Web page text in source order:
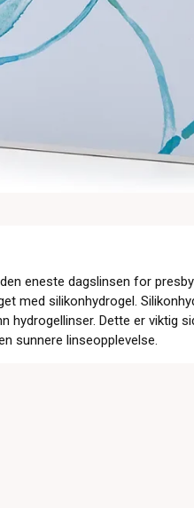
eneste dagslinsen for
med silikonhydrogel.
hydrogellinser. Dette er viktig
sunnere linseopplevelse.